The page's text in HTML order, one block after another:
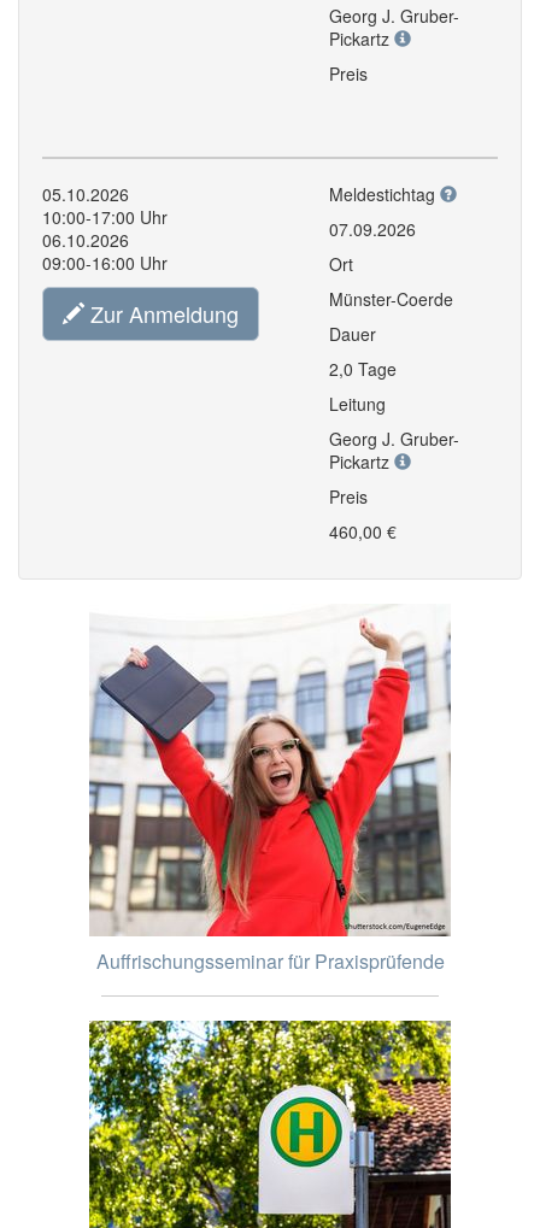
Georg J. Gruber-
Pickartz
Preis
05.10.2026
10:00-17:00 Uhr
06.10.2026
09:00-16:00 Uhr
Zur Anmeldung
Meldestichtag
07.09.2026
Ort
Münster-Coerde
Dauer
2,0 Tage
Leitung
Georg J. Gruber-
Pickartz
Preis
460,00 €
Auffrischungsseminar für Praxisprüfende